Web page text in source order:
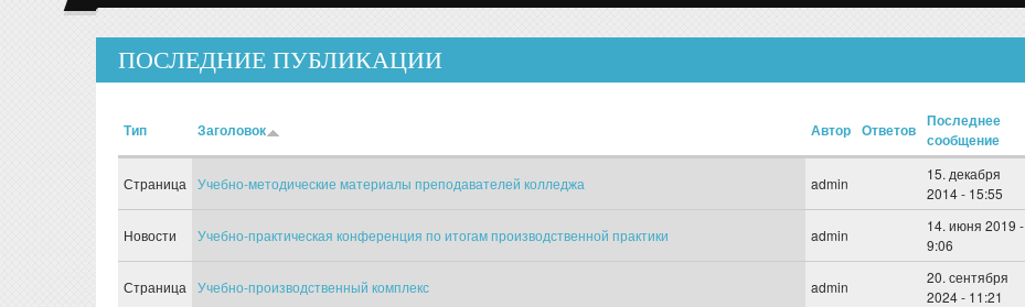
ПОСЛЕДНИЕ ПУБЛИКАЦИИ
Тип Заголовок Автор Ответов Последнее
сообщение
Страница Учебно-методические материалы преподавателей колледжа admin
15. декабря
2014 - 15:55
Новости Учебно-практическая конференция по итогам производственной практики admin
14. июня 2019 -
9:06
Страница Учебно-производственный комплекс admin
20. сентября
2024 - 11:21